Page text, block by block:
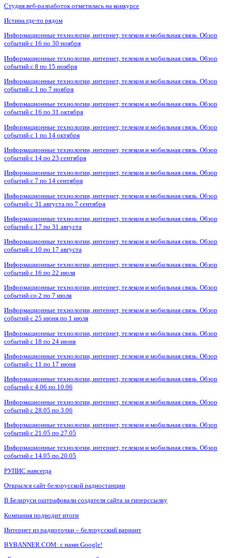
Студия веб-разработок отметилась на конкурсе
Истина где-то рядом
Информационные технологии, интернет, телеком и мобильная связь. Обзор
событий с 16 по 30 ноября
Информационные технологии, интернет, телеком и мобильная связь. Обзор
событий с 8 по 15 ноября
Информационные технологии, интернет, телеком и мобильная связь. Обзор
событий с 1 по 7 ноября
Информационные технологии, интернет, телеком и мобильная связь. Обзор
событий с 16 по 31 октября
Информационные технологии, интернет, телеком и мобильная связь. Обзор
событий с 1 по 14 октября
Информационные технологии, интернет, телеком и мобильная связь. Обзор
событий с 14 по 23 сентября
Информационные технологии, интернет, телеком и мобильная связь. Обзор
событий с 7 по 14 сентября
Информационные технологии, интернет, телеком и мобильная связь. Обзор
событий с 31 августа по 7 сентября
Информационные технологии, интернет, телеком и мобильная связь. Обзор
событий с 17 по 31 августа
Информационные технологии, интернет, телеком и мобильная связь. Обзор
событий с 10 по 17 августа
Информационные технологии, интернет, телеком и мобильная связь. Обзор
событий с 16 по 22 июля
Информационные технологии, интернет, телеком и мобильная связь. Обзор
событий со 2 по 7 июля
Информационные технологии, интернет, телеком и мобильная связь. Обзор
событий с 25 июня по 1 июля
Информационные технологии, интернет, телеком и мобильная связь. Обзор
событий с 18 по 24 июня
Информационные технологии, интернет, телеком и мобильная связь. Обзор
событий с 11 по 17 июня
Информационные технологии, интернет, телеком и мобильная связь. Обзор
событий с 4.06 по 10.06
Информационные технологии, интернет, телеком и мобильная связь. Обзор
событий с 28.05 по 3.06
Информационные технологии, интернет, телеком и мобильная связь. Обзор
событий с 21.05 по 27.05
Информационные технологии, интернет, телеком и мобильная связь. Обзор
событий с 14.05 по 20.05
РУПИС навсегда
Открылся сайт белорусской радиостанции
В Беларуси оштрафовали создателя сайта за гиперссылку
Компания подводит итоги
Интернет из радиоточки – белорусский вариант
BYBANNER.COM: c нами Google!